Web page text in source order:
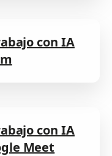
con IA
con IA
Meet